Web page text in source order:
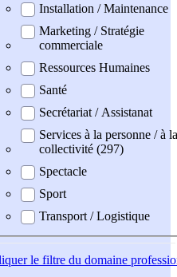
Installation / Maintenance
Marketing / Stratégie
commerciale
Ressources Humaines
Santé
Secrétariat / Assistanat
Services à la personne / à la
collectivité (297)
Spectacle
Sport
Transport / Logistique
le filtre du domaine